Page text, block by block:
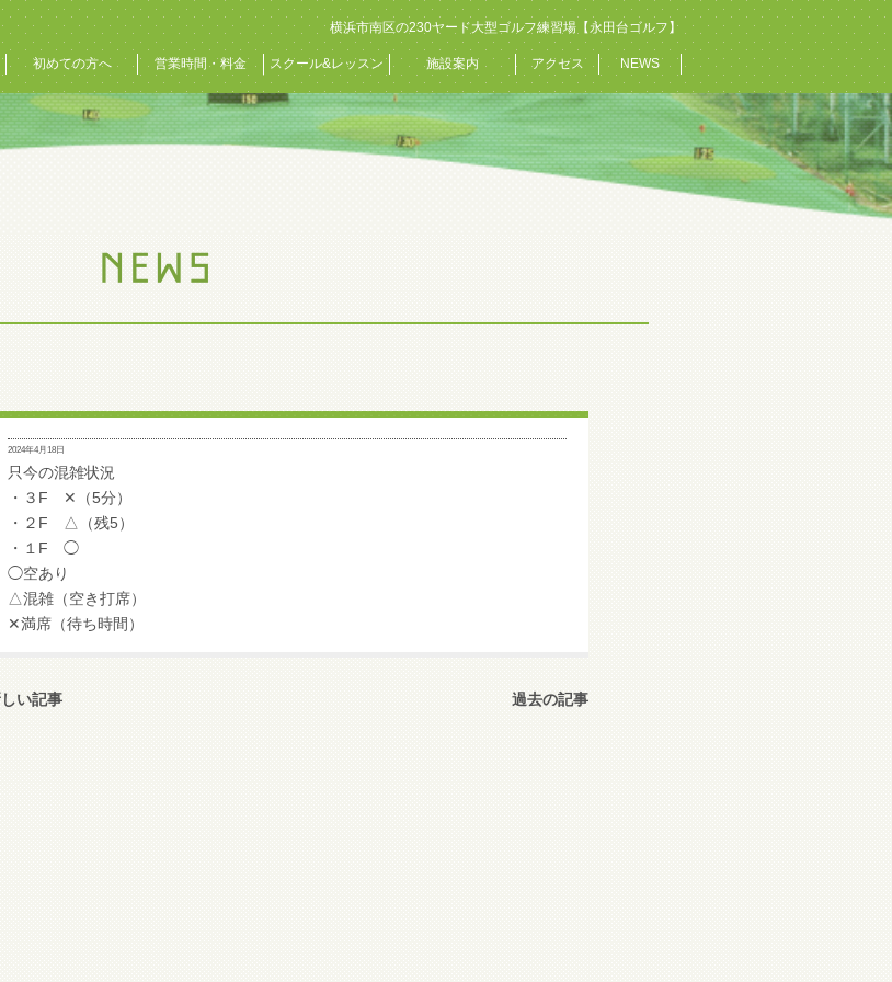
横浜市南区の230ヤード大型ゴルフ練習場【永田台ゴルフ】
初めての方へ 営業時間・料金 スクール&レッスン 施設案内 アクセス NEWS
2024年4月18日
只今の混雑状況
・３F ✕（5分）
・２F △（残5）
・１F ◯
◯空あり
△混雑（空き打席）
✕満席（待ち時間）
い記事 過去の記事